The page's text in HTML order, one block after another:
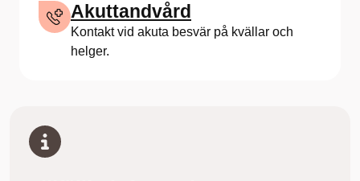
Akuttandvård
Kontakt vid akuta besvär på kvällar och
helger.